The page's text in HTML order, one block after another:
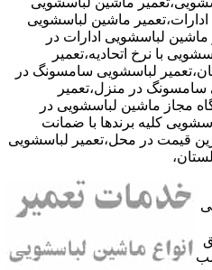
ماشین لباسشویی
لباسشویی ادارات در
با نرخ اتحادیه،تعمیر
لباسشویی سامسونگ در
در منزل،تعمیر
مجاز ماشین لباسشویی در
کلیه برندها با ضمانت
قیمت در محل،تعمیر لباسشویی